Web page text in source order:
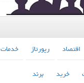
اقتصاد رپورتاژ خدمات
خرید برند